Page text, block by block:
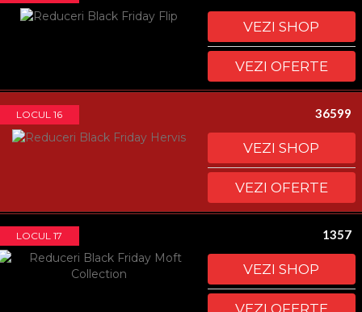
VEZI SHOP
VEZI OFERTE
LOCUL 16 36599
VEZI SHOP
VEZI OFERTE
LOCUL 17 1357
VEZI SHOP
VEZI OFERTE